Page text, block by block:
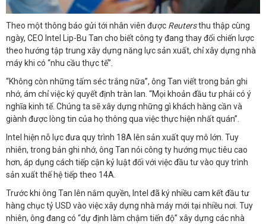
Theo một thông báo gửi tới nhân viên được Reutersthu thập cùng
ngày, CEO Intel Lip-Bu Tan cho biết công ty đang thay đổi chiến lược
theo hướng tập trung xây dựng năng lực sản xuất, chỉ xây dựng nhà
máy khi có “nhu cầu thực tế”.
“Không còn những tấm séc trắng nữa”, ông Tan viết trong bản ghi
nhớ, ám chỉ việc ký quyết định tràn lan. “Mọi khoản đầu tư phải có ý
nghĩa kinh tế. Chúng ta sẽ xây dựng những gì khách hàng cần và
giành được lòng tin của họ thông qua việc thực hiện nhất quán”.
Intel hiện nỗ lực đưa quy trình 18A lên sản xuất quy mô lớn. Tuy
nhiên, trong bản ghi nhớ, ông Tan nói công ty hướng mục tiêu cao
hơn, áp dụng cách tiếp cận kỷ luật đối với việc đầu tư vào quy trình
sản xuất thế hệ tiếp theo 14A.
Trước khi ông Tan lên nắm quyền, Intel đã ký nhiều cam kết đầu tư
hàng chục tỷ USD vào việc xây dựng nhà máy mới tại nhiều nơi. Tuy
nhiên, ông đang có “dự định làm chậm tiến độ” xây dựng các nhà